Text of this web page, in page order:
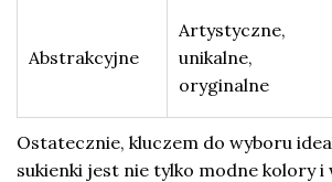
Abstrakcyjne
Artystyczne,
unikalne,
oryginalne
Ostatecznie, kluczem do wyboru
sukienki jest nie tylko modne kolory i